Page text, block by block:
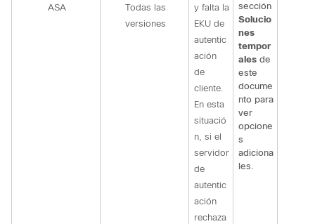
y falta la
EKU de
autentic
ación
de
cliente.
En esta
situació
n, si el
servidor
de
autentic
ación
rechaza
sección
Solucio
nes
tempor
ales de
este
docume
nto para
ver
opcione
s
adiciona
les.
ASA
Todas las
versiones